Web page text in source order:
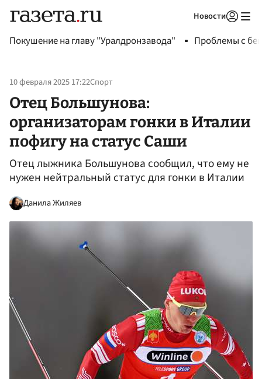
Новости
Покушение на главу "Уралдронзавода" Проблемы с
10 февраля 2025 17:22Спорт
Отец Большунова:
организаторам гонки в Италии
пофигу на статус Саши
Отец лыжника Большунова сообщил, что ему не
нужен нейтральный статус для гонки в Италии
Данила Жиляев